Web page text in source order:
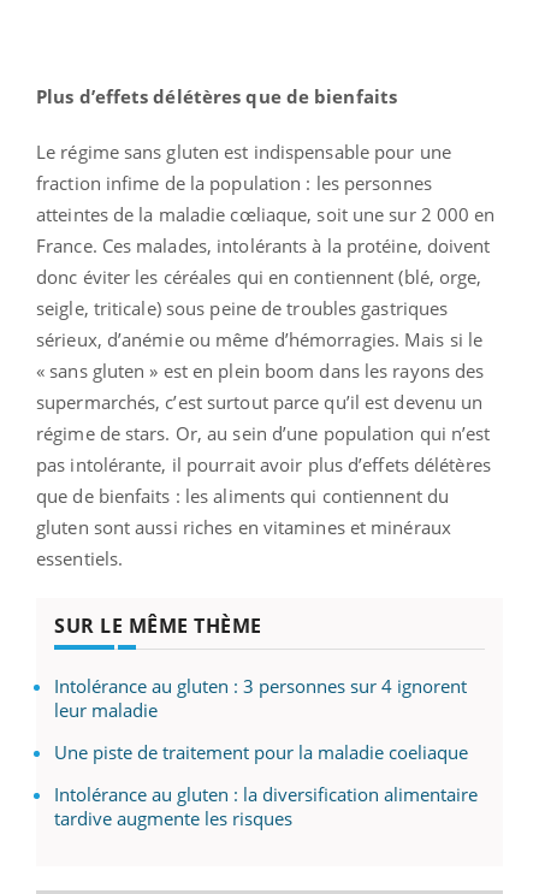
Plus d’effets délétères que de bienfaits
Le régime sans gluten est indispensable pour une
fraction infime de la population : les personnes
atteintes de la maladie cœliaque, soit une sur 2 000 en
France. Ces malades, intolérants à la protéine, doivent
donc éviter les céréales qui en contiennent (blé, orge,
seigle, triticale) sous peine de troubles gastriques
sérieux, d’anémie ou même d’hémorragies. Mais si le
« sans gluten » est en plein boom dans les rayons des
supermarchés, c’est surtout parce qu’il est devenu un
régime de stars. Or, au sein d’une population qui n’est
pas intolérante, il pourrait avoir plus d’effets délétères
que de bienfaits : les aliments qui contiennent du
gluten sont aussi riches en vitamines et minéraux
essentiels.
SUR LE MÊME THÈME
Intolérance au gluten : 3 personnes sur 4 ignorent
leur maladie
Une piste de traitement pour la maladie coeliaque
Intolérance au gluten : la diversification alimentaire
tardive augmente les risques